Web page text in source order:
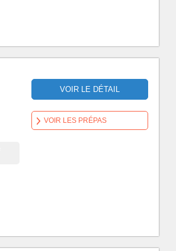
VOIR LE DÉTAIL
VOIR LES PRÉPAS